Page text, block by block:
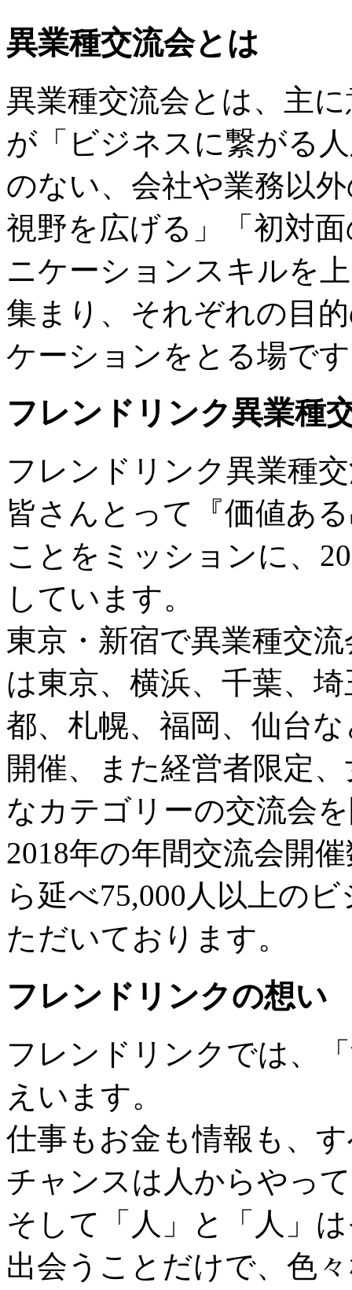
異業種交流会とは
異業種交流会とは、主
が「ビジネスに繋がる
のない、会社や業務以
視野を広げる」「初対
ニケーションスキルを
集まり、それぞれの目
ケーションをとる場で
フレンドリンク異業種
フレンドリンク異業種
皆さんとって『価値あ
ことをミッションに、
しています。
東京・新宿で異業種交
は東京、横浜、千葉、
都、札幌、福岡、仙台
開催、また経営者限定
なカテゴリーの交流会
2018年の年間交流会開
ら延べ75,000人以上の
ただいております。
フレンドリンクの想い
フレンドリンクでは、
えいます。
仕事もお金も情報も、
チャンスは人からやっ
そして「人」と「人」
出会うことだけで、色